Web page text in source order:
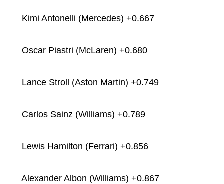
Kimi Antonelli (Mercedes) +0.667
Oscar Piastri (McLaren) +0.680
Lance Stroll (Aston Martin) +0.749
Carlos Sainz (Williams) +0.789
Lewis Hamilton (Ferrari) +0.856
Alexander Albon (Williams) +0.867